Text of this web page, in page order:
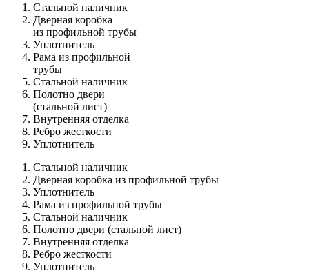
Стальной наличник
Дверная коробка
из профильной трубы
Уплотнитель
Рама из профильной
трубы
Стальной наличник
Полотно двери
(стальной лист)
Внутренняя отделка
Ребро жесткости
Уплотнитель
Стальной наличник
Дверная коробка из профильной трубы
Уплотнитель
Рама из профильной трубы
Стальной наличник
Полотно двери (стальной лист)
Внутренняя отделка
Ребро жесткости
Уплотнитель